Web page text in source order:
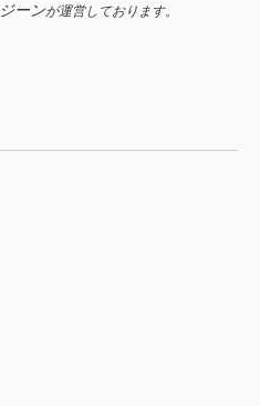
ーンが運営しております。